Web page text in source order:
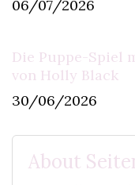
06/07/2026
Die Puppe-Spiel
von Holly Black
30/06/2026
About